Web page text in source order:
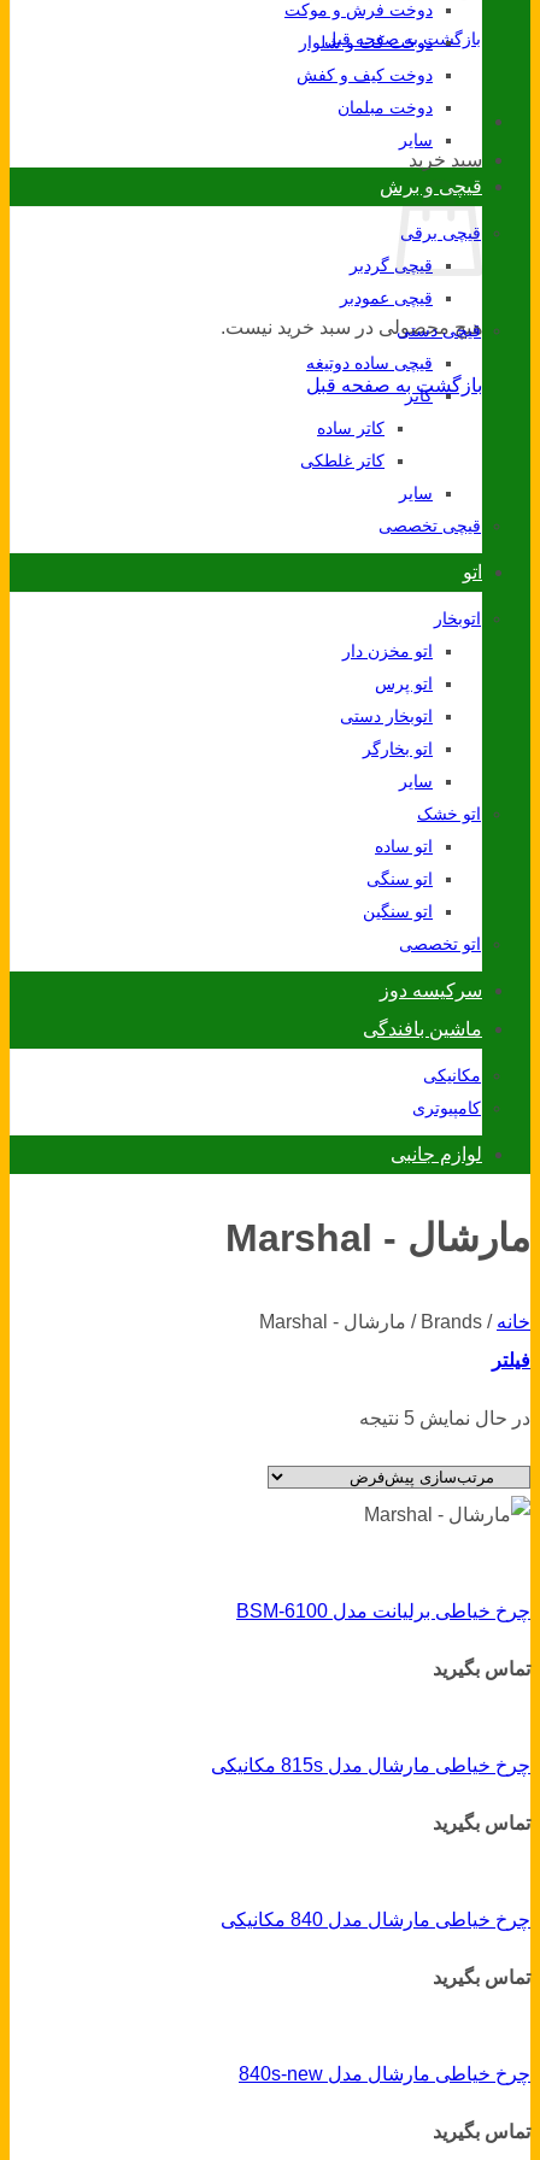
بازگشت به صفحه قبل
سبد خرید
هیچ محصولی در سبد خرید نیست.
بازگشت به صفحه قبل
دوخت فرش و موکت
دوخت کت و شلوار
دوخت کیف و کفش
دوخت مبلمان
سایر
قیچی و برش
قیچی برقی
قیچی گردبر
قیچی عمودبر
قیچی دستی
قیچی ساده دوتیغه
کاتر
کاتر ساده
کاتر غلطکی
سایر
قیچی تخصصی
اتو
اتوبخار
اتو مخزن دار
اتو پرس
اتوبخار دستی
اتو بخارگر
سایر
اتو خشک
اتو ساده
اتو سنگی
اتو سنگین
اتو تخصصی
سرکیسه دوز
ماشین بافندگی
مکانیکی
کامپیوتری
لوازم جانبی
مارشال - Marshal
خانه /
/ مارشال - Marshal
فیلتر
در حال نمایش 5 نتیجه
چرخ خیاطی برلیانت مدل BSM-6100
تماس بگیرید
چرخ خیاطی مارشال مدل 815s مکانیکی
تماس بگیرید
چرخ خیاطی مارشال مدل 840 مکانیکی
تماس بگیرید
چرخ خیاطی مارشال مدل 840s-new
تماس بگیرید